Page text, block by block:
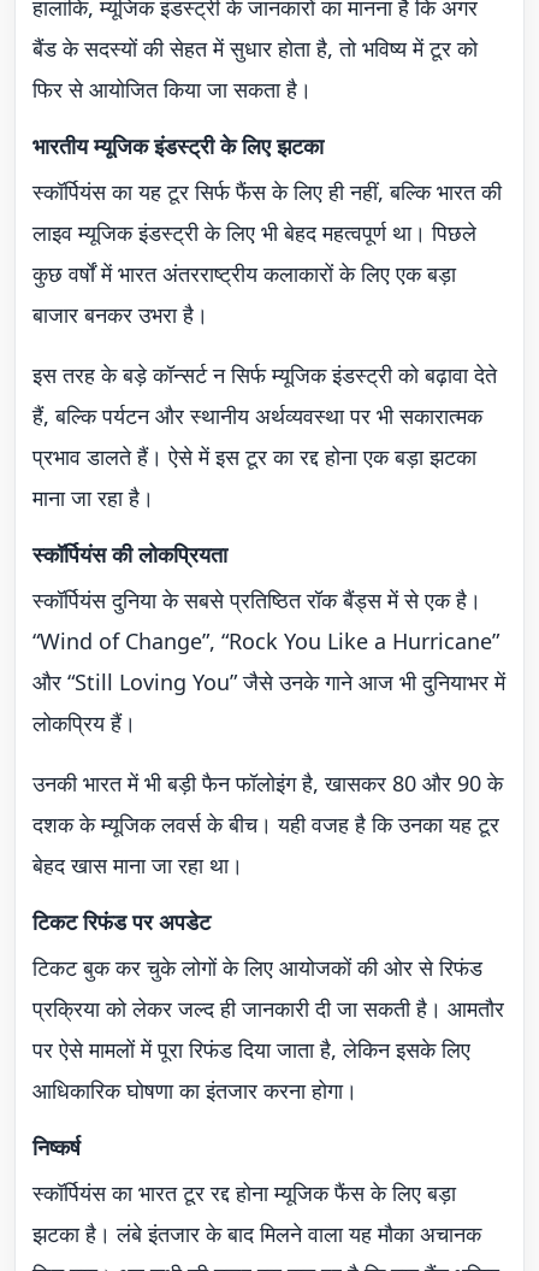
हालांकि, म्यूजिक इंडस्ट्री के जानकारों का मानना है कि अगर
बैंड के सदस्यों की सेहत में सुधार होता है, तो भविष्य में टूर को
फिर से आयोजित किया जा सकता है।
भारतीय म्यूजिक इंडस्ट्री के लिए झटका
स्कॉर्पियंस का यह टूर सिर्फ फैंस के लिए ही नहीं, बल्कि भारत की
लाइव म्यूजिक इंडस्ट्री के लिए भी बेहद महत्वपूर्ण था। पिछले
कुछ वर्षों में भारत अंतरराष्ट्रीय कलाकारों के लिए एक बड़ा
बाजार बनकर उभरा है।
इस तरह के बड़े कॉन्सर्ट न सिर्फ म्यूजिक इंडस्ट्री को बढ़ावा देते
हैं, बल्कि पर्यटन और स्थानीय अर्थव्यवस्था पर भी सकारात्मक
प्रभाव डालते हैं। ऐसे में इस टूर का रद्द होना एक बड़ा झटका
माना जा रहा है।
स्कॉर्पियंस की लोकप्रियता
स्कॉर्पियंस दुनिया के सबसे प्रतिष्ठित रॉक बैंड्स में से एक है।
“Wind of Change”, “Rock You Like a Hurricane”
और “Still Loving You” जैसे उनके गाने आज भी दुनियाभर में
लोकप्रिय हैं।
उनकी भारत में भी बड़ी फैन फॉलोइंग है, खासकर 80 और 90 के
दशक के म्यूजिक लवर्स के बीच। यही वजह है कि उनका यह टूर
बेहद खास माना जा रहा था।
टिकट रिफंड पर अपडेट
टिकट बुक कर चुके लोगों के लिए आयोजकों की ओर से रिफंड
प्रक्रिया को लेकर जल्द ही जानकारी दी जा सकती है। आमतौर
पर ऐसे मामलों में पूरा रिफंड दिया जाता है, लेकिन इसके लिए
आधिकारिक घोषणा का इंतजार करना होगा।
निष्कर्ष
स्कॉर्पियंस का भारत टूर रद्द होना म्यूजिक फैंस के लिए बड़ा
झटका है। लंबे इंतजार के बाद मिलने वाला यह मौका अचानक